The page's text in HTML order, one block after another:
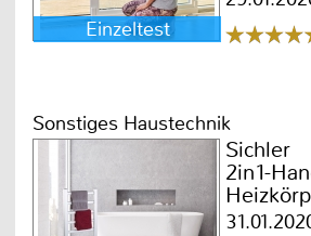
Einzeltest
Sonstiges Haustechnik
Sichler
2in1-